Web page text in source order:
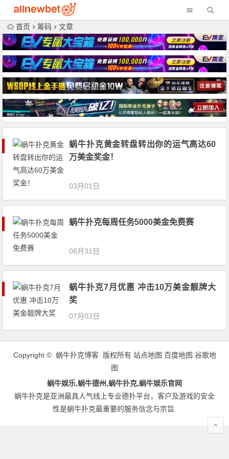
首页 筹码 文章
蜗牛扑克黄金转盘转出你的运气高达60
万美金奖金！
03月01日
蜗牛扑克每周任务5000美金免费赛
08月31日
蜗牛扑克7月优惠 冲击10万美金靓牌大
奖
07月03日
Copyright © 蜗牛扑克博客 版权所有 站点地图 百度地图 谷歌地
图
蜗牛娱乐,蜗牛德州,蜗牛扑克,蜗牛娱乐官网
蜗牛扑克是亚洲最具人气线上专业德扑平台，客户及游戏的安全
性是蜗牛扑克最重要的服务信念与宗旨.